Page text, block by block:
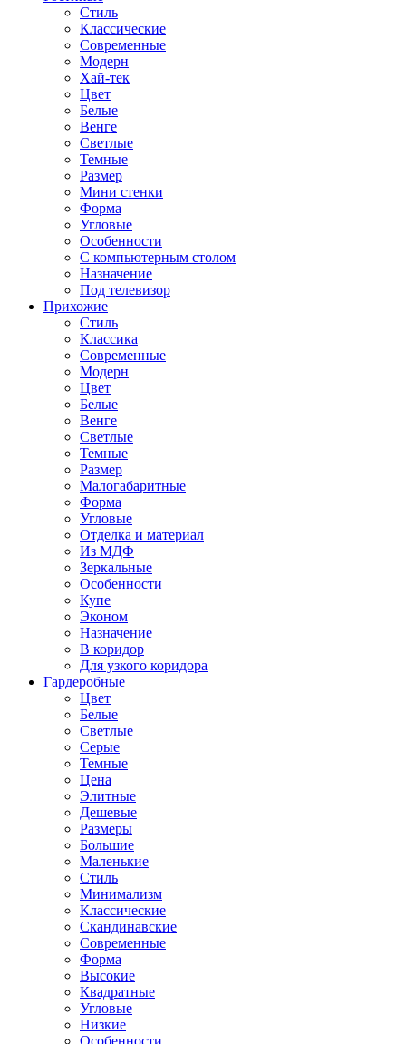
Стиль
Классические
Современные
Модерн
Хай-тек
Цвет
Белые
Венге
Светлые
Темные
Размер
Мини стенки
Форма
Угловые
Особенности
С компьютерным столом
Назначение
Под телевизор
Прихожие
Стиль
Классика
Современные
Модерн
Цвет
Белые
Венге
Светлые
Темные
Размер
Малогабаритные
Форма
Угловые
Отделка и материал
Из МДФ
Зеркальные
Особенности
Купе
Эконом
Назначение
В коридор
Для узкого коридора
Гардеробные
Цвет
Белые
Светлые
Серые
Темные
Цена
Элитные
Дешевые
Размеры
Большие
Маленькие
Стиль
Минимализм
Классические
Скандинавские
Современные
Форма
Высокие
Квадратные
Угловые
Низкие
Особенности